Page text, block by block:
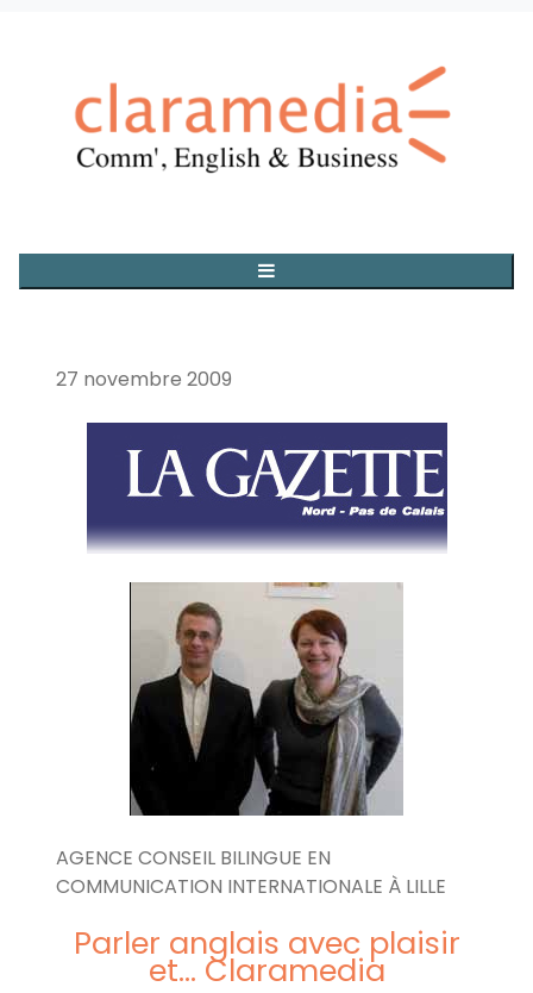
27 novembre 2009
AGENCE CONSEIL BILINGUE EN
COMMUNICATION INTERNATIONALE À LILLE
Parler anglais avec plaisir
et... Claramedia